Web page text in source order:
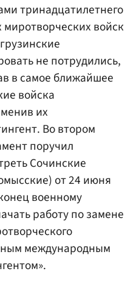
тринадцатилетнего
войск
не потрудились,
в самое ближайшее
войска
их
Во втором
поручил
Сочинские
от 24 июня
военному
работу по замене
международным